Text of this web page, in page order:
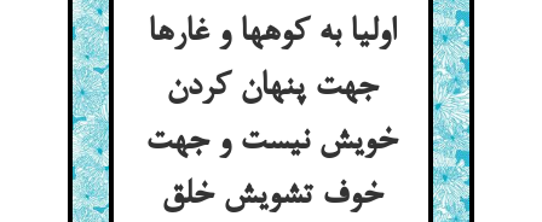
اولیا به کوهها و غارها
جهت پنهان کردن
خویش نیست و جهت
خوف تشویش خلق